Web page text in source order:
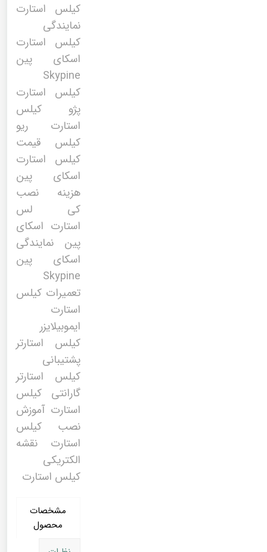
کیلس استارت
نمایندگی
کیلس استارت
اسکای پین
Skypine
کیلس استارت
پژو کیلس
استارت ریو
کیلس قیمت
کیلس استارت
اسکای پین
هزینه نصب
کی لس
استارت اسکای
پین نمایندگی
اسکای پین
Skypine
تعمیرات کیلس
استارت
ایموبیلایزر
کیلس استارتر
پشتیبانی
کیلس استارتر
گارانتی کیلس
استارت آموزش
نصب کیلس
استارت نقشه
الکتریکی
کیلس استارت
مشخصات
محصول